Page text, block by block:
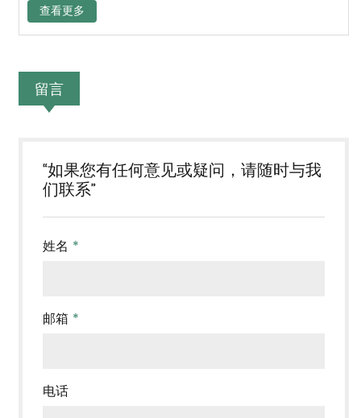
查看更多
留言
“如果您有任何意见或疑问，请随时与我
们联系”
姓名 *
邮箱 *
电话